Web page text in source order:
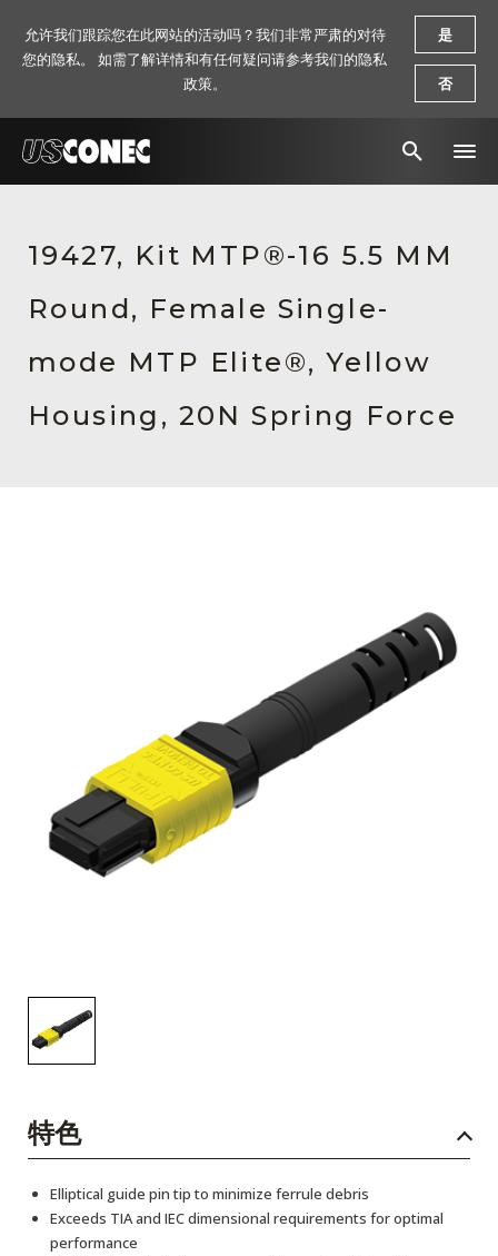
解决方案
产品
资源
关于我们
19427, Kit MTP®-16 5.5 MM
Round, Female Single-
mode MTP Elite®, Yellow
Housing, 20N Spring Force
特色
Elliptical guide pin tip to minimize ferrule debris
Exceeds TIA and IEC dimensional requirements for optimal
performance
允许我们跟踪您在此网站的活动吗？我们非常严肃的对待
您的隐私。 如需了解详情和有任何疑问请参考我们的隐私
政策。
是
否